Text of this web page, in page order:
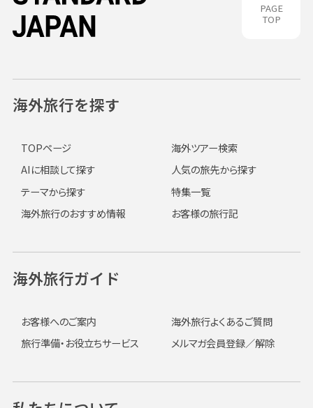
PAGE
TOP
海外旅行を探す
TOPページ
海外ツアー検索
AIに相談して探す
人気の旅先から探す
テーマから探す
特集一覧
海外旅行のおすすめ情報
お客様の旅行記
海外旅行ガイド
お客様へのご案内
海外旅行よくあるご質問
旅行準備・お役立ちサービス
メルマガ会員登録／解除